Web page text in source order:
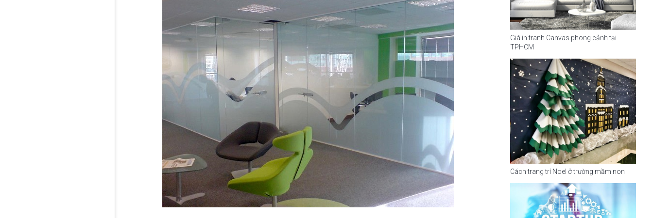
Giá in tranh Canvas phong cảnh tại
TPHCM
Cách trang trí Noel ở trường mầm non